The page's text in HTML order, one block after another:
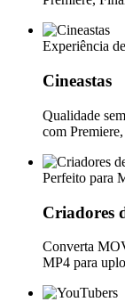
Experiência
Cineastas
Qualidade
com
Perfeito para
Criadores
Converta
MP4 para